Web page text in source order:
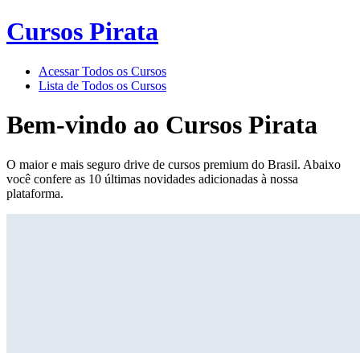
Cursos Pirata
Acessar Todos os Cursos
Lista de Todos os Cursos
Bem-vindo ao Cursos Pirata
O maior e mais seguro drive de cursos premium do Brasil. Abaixo
você confere as 10 últimas novidades adicionadas à nossa
plataforma.